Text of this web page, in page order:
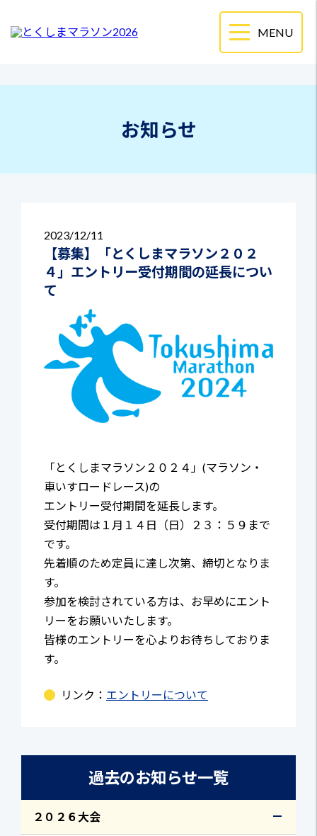
お知らせ
2023 12/11
【募集】「とくしまマラソン２０２
４」エントリー受付期間の延長につい
て
「とくしまマラソン２０２４」(マラソン・
車いすロードレース)の
エントリー受付期間を延長します。
受付期間は１月１４日（日）２３：５９まで
です。
先着順のため定員に達し次第、締切となりま
す。
参加を検討されている方は、お早めにエント
リーをお願いいたします。
皆様のエントリーを心よりお待ちしておりま
す。
リンク： エントリーについて
過去のお知らせ一覧
２０２６大会